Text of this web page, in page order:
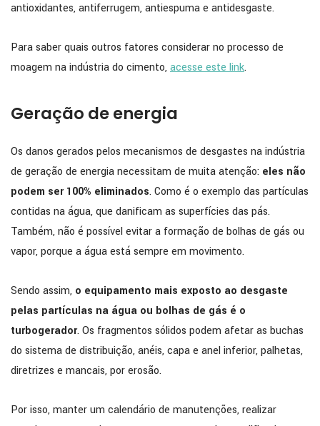
antioxidantes, antiferrugem, antiespuma e antidesgaste.
Para saber quais outros fatores considerar no processo de
moagem na indústria do cimento,acesse este link.
Geração de energia
Os danos gerados pelos mecanismos de desgastes na indústria
de geração de energia necessitam de muita atenção: eles não
podem ser 100% eliminados. Como é o exemplo das partículas
contidas na água, que danificam as superfícies das pás.
Também, não é possível evitar a formação de bolhas de gás ou
vapor, porque a água está sempre em movimento.
Sendo assim, o equipamento mais exposto ao desgaste
pelas partículas na água ou bolhas de gás é o
turbogerador. Os fragmentos sólidos podem afetar as buchas
do sistema de distribuição, anéis, capa e anel inferior, palhetas,
diretrizes e mancais, por erosão.
Por isso, manter um calendário de manutenções, realizar